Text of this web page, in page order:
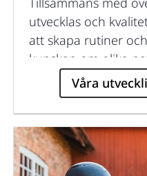
utvecklas och
att skapa rutiner
kunskap om olika
erfarenheter.
Våra